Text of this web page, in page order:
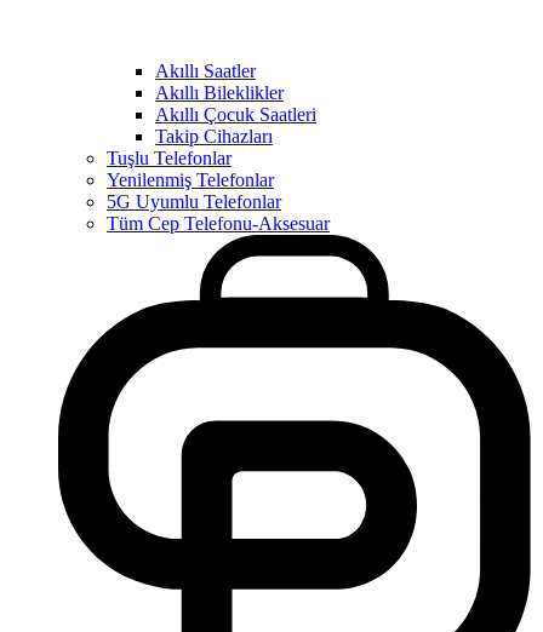
Akıllı Saatler
Akıllı Bileklikler
Akıllı Çocuk Saatleri
Takip Cihazları
Tuşlu Telefonlar
Yenilenmiş Telefonlar
5G Uyumlu Telefonlar
Tüm Cep Telefonu-Aksesuar